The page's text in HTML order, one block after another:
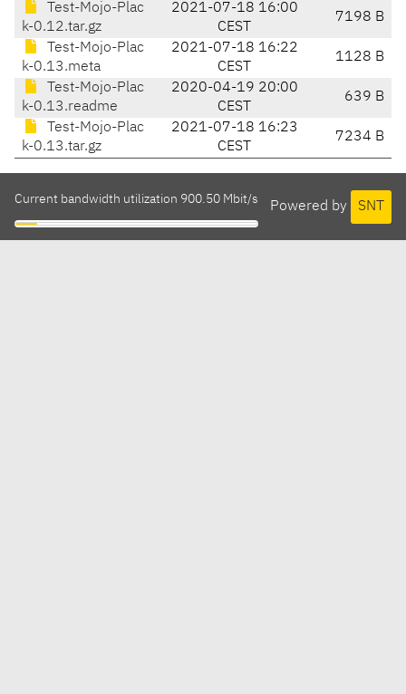
Test-Mojo-Plac
k-0.12.tar.gz
2021-07-18 16:00
CEST
7198 B
Test-Mojo-Plac
k-0.13.meta
2021-07-18 16:22
CEST
1128 B
Test-Mojo-Plac
k-0.13.readme
2020-04-19 20:00
CEST
639 B
Test-Mojo-Plac
k-0.13.tar.gz
2021-07-18 16:23
CEST
7234 B
Powered by SNT
Current bandwidth utilization 900.50 Mbit/s